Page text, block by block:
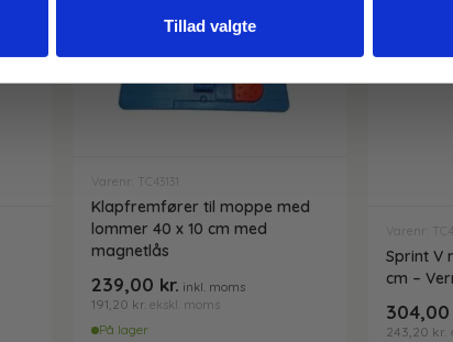
Tillad valgte
Varenr: TC43131
Klapfremfører til moppe med
lommer 40 x 10 cm med
magnetlås
239,00 kr. inkl. moms
191,20 kr. ekskl. moms
På lager
Varenr:
Sprint V
cm –
304,00
243,20 kr.